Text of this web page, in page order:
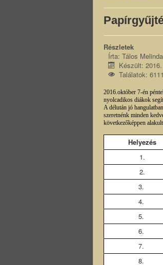
Részletek
Írta: Tálos Melinda
Készült:
Találatok: 6111
2016.október 7-én
nyolcadikos diákok
A délután jó
szeretnénk minden
következőképpen
Helyezés
1.
2.
3.
4.
5.
6.
7.
8.